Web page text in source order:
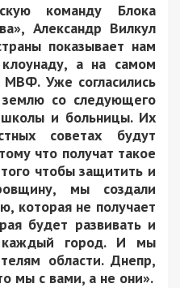
команду Блока
Александр Вилкул
показывает нам
а на самом
Уже согласились
землю со следующего
школы и больницы. Их
советах будут
что получат такое
чтобы защитить и
мы создали
которая не получает
будет развивать и
город. И мы
области. Днепр,
мы с вами, а не они».